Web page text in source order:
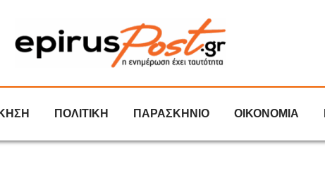
ΠΟΛΙΤΙΚΗ ΠΑΡΑΣΚΗΝΙΟ ΟΙΚΟΝΟΜΙΑ